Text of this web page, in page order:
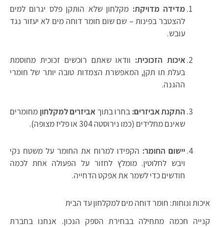
מדידה מדויקת: מקלחון שלא הותקן פלס יגרום למים
להצטבר בפינות – שם שום חומר דוחה מים לא יעזור נגד
עובש.
איכות הזכוכית:וודאו שאתם רוכשים זכוכית מחוסמת
בעלת תו תקן, המאפשרת הצמדות טובה יותר של חומרי
ההגנה.
התקנת אביזרים: בחרו בתוך אביזרים למקלחון מחומרים
שאינם מחלידים (כמו נירוסטה 304 או פליז מצופה).
יישום החומר: הקפידו למרוח את החומר על משטח נקי
ויבש לחלוטין. מומלץ לחזור על הפעולה אחת לכמה
חודשים כדי לשמר את אפקט הדחייה.
איכות ונוחות: חומר דוחה מים למקלחון עד הבית
קנייה חכמה מתחילה בבחירת הספק הנכון. אנחנו בחברת